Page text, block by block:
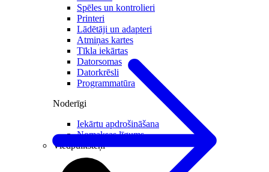
Spēles un kontrolieri
Printeri
Lādētāji un adapteri
Atmiņas kartes
Tīkla iekārtas
Datorsomas
Datorkrēsli
Programmatūra
Noderīgi
Iekārtu apdrošināšana
Nomaksas līgums
Viedpulksteņi